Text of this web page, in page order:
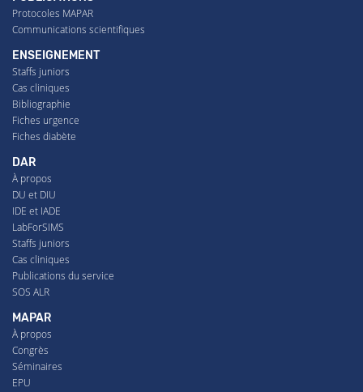
Protocoles MAPAR
Communications scientifiques
ENSEIGNEMENT
Staffs juniors
Cas cliniques
Bibliographie
Fiches urgence
Fiches diabète
DAR
À propos
DU et DIU
IDE et IADE
LabForSIMS
Staffs juniors
Cas cliniques
Publications du service
SOS ALR
MAPAR
À propos
Congrès
Séminaires
EPU